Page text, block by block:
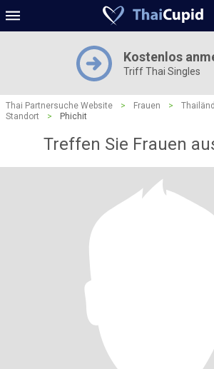
Kostenlos
Triff Thai Singles
Thai Partnersuche Website > Frauen >
Standort
> Phichit
Treffen Sie Frauen